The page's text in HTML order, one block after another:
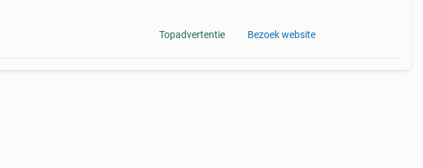
Topadvertentie Bezoek website